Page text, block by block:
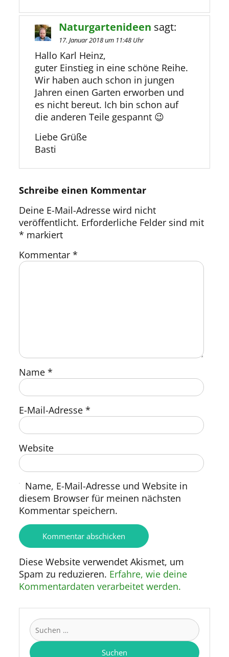
Naturgartenideen sagt:
17. Januar 2018 um 11:48 Uhr
Hallo Karl Heinz,
guter Einstieg in eine schöne Reihe.
Wir haben auch schon in jungen
Jahren einen Garten erworben und
es nicht bereut. Ich bin schon auf
die anderen Teile gespannt 😉
Liebe Grüße
Basti
Schreibe einen Kommentar
Deine E-Mail-Adresse wird nicht
veröffentlicht. Erforderliche Felder sind mit
* markiert
Kommentar*
Name*
E-Mail-Adresse*
Website
Name, E-Mail-Adresse und Website in
diesem Browser für meinen nächsten
Kommentar speichern.
Diese Website verwendet Akismet, um
Spam zu reduzieren. Erfahre, wie deine
Kommentardaten verarbeitet werden.
Suchen
nach: